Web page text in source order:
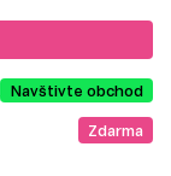
Navštivte obchod
Zdarma